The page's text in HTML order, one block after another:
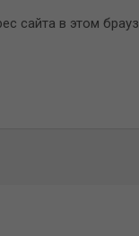
сайта в этом